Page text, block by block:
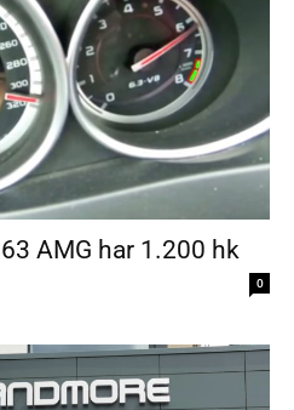
AMG har 1.200 hk
0